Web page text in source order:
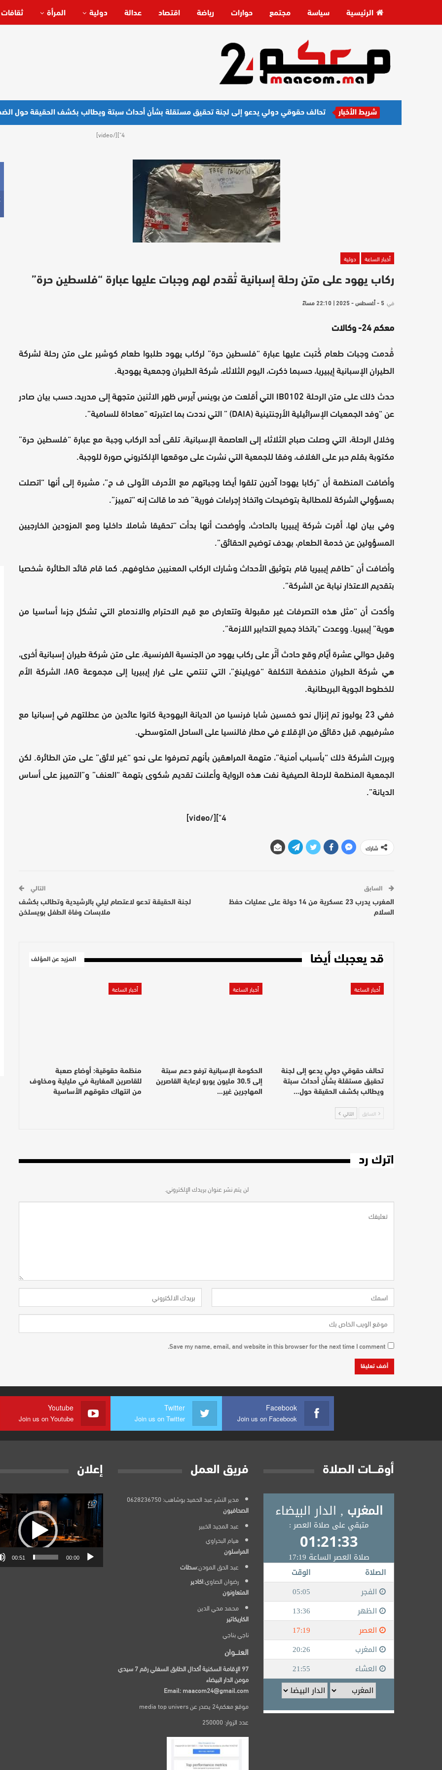
الرئيسية سياسة مجتمع حوارات رياضة اقتصاد عدالة دولية المرأة
شريط الأخبار
4"][/video]
أخبار الساعة دولية
ركاب يهود على متن رحلة إسبانية تُقدم لهم وجبات عليها عبارة “فلسطين حرة”
في 5 - أغسطس - 2025 | 22:10 مساءً
معكم 24- وكالات
قُدمت وجبات طعام كُتبت عليها عبارة “فلسطين حرة” لركاب يهود طلبوا طعام كوشير على متن رحلة لشركة
الطيران الإسبانية إيبيريا، حسبما ذكرت، اليوم الثلاثاء، شركة الطيران وجمعية يهودية.
حدث ذلك على متن الرحلة IB0102 التي أقلعت من بوينس آيرس ظهر الاثنين متجهة إلى مدريد، حسب بيان صادر
عن “وفد الجمعيات الإسرائيلية الأرجنتينية (DAIA) ” التي نددت بما اعتبرته “معاداة للسامية”.
وخلال الرحلة، التي وصلت صباح الثلاثاء إلى العاصمة الإسبانية، تلقى أحد الركاب وجبة مع عبارة “فلسطين حرة”
مكتوبة بقلم حبر على الغلاف، وفقا للجمعية التي نشرت على موقعها الإلكتروني صورة للوجبة.
وأضافت المنظمة أن “ركابا يهودا آخرين تلقوا أيضا وجباتهم مع الأحرف الأولى ف ح”، مشيرة إلى أنها “اتصلت
بمسؤولي الشركة للمطالبة بتوضيحات واتخاذ إجراءات فورية” ضد ما قالت إنه “تمييز”.
وفي بيان لها، أقرت شركة إيبيريا بالحادث، وأوضحت أنها بدأت “تحقيقا شاملا داخليا ومع المزودين الخارجيين
المسؤولين عن خدمة الطعام، بهدف توضيح الحقائق”.
وأضافت أن “طاقم إيبيريا قام بتوثيق الأحداث وشارك الركاب المعنيين مخاوفهم. كما قام قائد الطائرة شخصيا
بتقديم الاعتذار نيابة عن الشركة”.
وأكدت أن “مثل هذه التصرفات غير مقبولة وتتعارض مع قيم الاحترام والاندماج التي تشكل جزءا أساسيا من
هوية” إيبيريا. ووعدت “باتخاذ جميع التدابير اللازمة”.
وقبل حوالي عشرة أيّام وقع حادث أثّر على ركاب يهود من الجنسية الفرنسية، على متن شركة طيران إسبانية أخرى،
هي شركة الطيران منخفضة التكلفة “فويلينغ”، التي تنتمي على غرار إيبيريا إلى مجموعة IAG، الشركة الأم
للخطوط الجوية البريطانية.
ففي 23 يوليوز تم إنزال نحو خمسين شابا فرنسيا من الديانة اليهودية كانوا عائدين من عطلتهم في إسبانيا مع
مشرفيهم، قبل دقائق من الإقلاع في مطار فالنسيا على الساحل المتوسطي.
وبررت الشركة ذلك “بأسباب أمنية”، متهمة المراهقين بأنهم تصرفوا على نحو “غير لائق” على متن الطائرة. لكن
الجمعية المنظمة للرحلة الصيفية نفت هذه الرواية وأعلنت تقديم شكوى بتهمة “العنف” و”التمييز على أساس
الديانة”.
4"][/video]
شارك
السابق
المغرب يدرب 23 عسكرية من 14 دولة على عمليات حفظ
السلام
التالي
لجنة الحقيقة تدعو لاعتصام ليلي بالرشيدية وتطالب بكشف
ملابسات وفاة الطفل بويسلخن
قد يعجبك أيضا المزيد عن المؤلف
أخبار الساعة
تحالف حقوقي دولي يدعو إلى لجنة
تحقيق مستقلة بشأن أحداث سبتة
ويطالب بكشف الحقيقة حول…
أخبار الساعة
الحكومة الإسبانية ترفع دعم سبتة
إلى 30.5 مليون يورو لرعاية القاصرين
المهاجرين غير…
أخبار الساعة
منظمة حقوقية: أوضاع صعبة
للقاصرين المغاربة في مليلية ومخاوف
من انتهاك حقوقهم الأساسية
السابق التالي
اترك رد
لن يتم نشر عنوان بريدك الإلكتروني.
Save my name, email, and website in this browser for the next time I comment.
Facebook
Join us on Facebook
Twitter
Join us on Twitter
Youtube
Join us on Youtube
أوقــــات الصلاة فريق العمل
مدير النشر عبد الحميد بوشاهب: 0628236750
الصحافيون
عبد المجيد الخبير
هيام البحراوي
المراسلون
عبد الحق المودن:سطات
رضوان الصاوي:اكادير
المتعاونون
محمد محي الدين
الكاريكاتير
ناجي بناجي
العنـــوان
97 الإقامة السكنية أكدال الطابق السفلي رقم 7 سيدي
مومن الدار البيضاء
Email: maacom24@gmail.com
موقع معكم24 يصدر عن media top univers
عدد الزوار: 250000
إعلان
مشغل
الفيديو
00:00
00:51